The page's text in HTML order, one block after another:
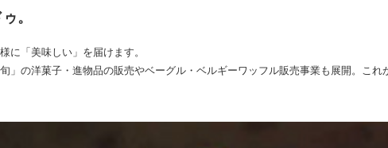
。
に「美味しい」を届けます。
」の洋菓子・進物品の販売やベーグル・ベルギーワッフル販売事業も展開。これ